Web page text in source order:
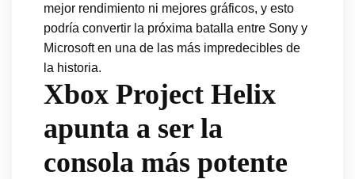
mejor rendimiento ni mejores gráficos, y esto
podría convertir la próxima batalla entre Sony y
Microsoft en una de las más impredecibles de
la historia.
Xbox Project Helix
apunta a ser la
consola más potente